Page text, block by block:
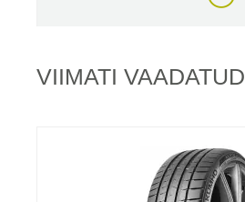
VIIMATI VAADATUD